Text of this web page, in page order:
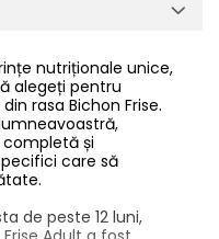
nutriționale unice,
alegeți pentru
rasa Bichon Frise.
și
care să
de peste 12 luni,